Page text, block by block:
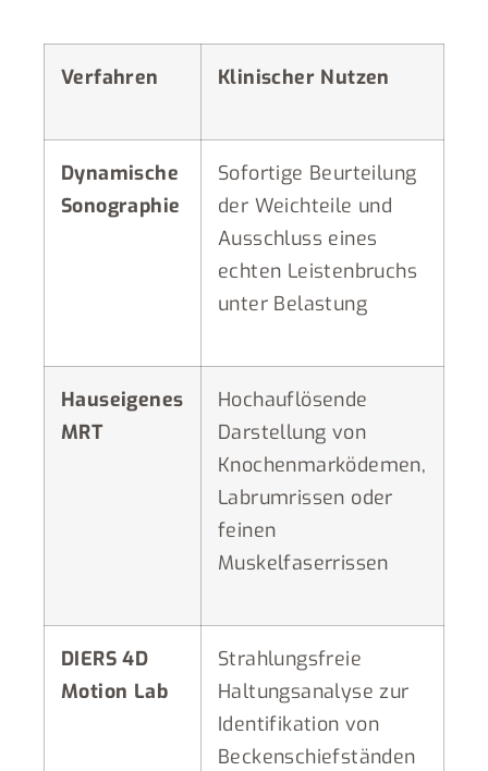
Verfahren Klinischer Nutzen
Dynamische
Sonographie
Sofortige Beurteilung
der Weichteile und
Ausschluss eines
echten Leistenbruchs
unter Belastung
Hauseigenes
MRT
Hochauflösende
Darstellung von
Knochenmarködemen,
Labrumrissen oder
feinen
Muskelfaserrissen
DIERS 4D
Motion Lab
Strahlungsfreie
Haltungsanalyse zur
Identifikation von
Beckenschiefständen